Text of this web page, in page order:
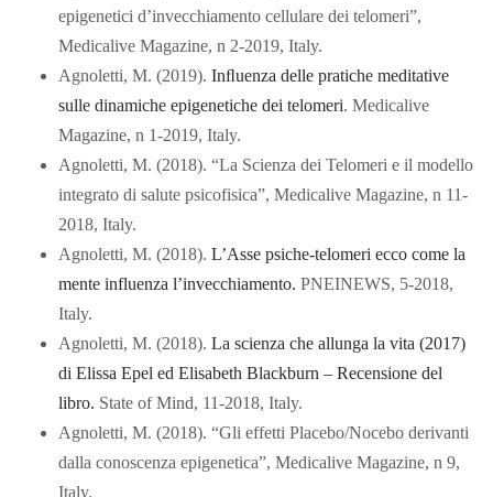
epigenetici d’invecchiamento cellulare dei telomeri”,
Medicalive Magazine, n 2-2019, Italy.
Agnoletti, M. (2019).Inﬂuenza delle pratiche meditative
sulle dinamiche epigenetiche dei telomeri. Medicalive
Magazine, n 1-2019, Italy.
Agnoletti, M. (2018). “La Scienza dei Telomeri e il modello
integrato di salute psicofisica”, Medicalive Magazine, n 11-
2018, Italy.
Agnoletti, M. (2018).L’Asse psiche-telomeri ecco come la
mente influenza l’invecchiamento. PNEINEWS, 5-2018,
Italy.
Agnoletti, M. (2018).La scienza che allunga la vita (2017)
di Elissa Epel ed Elisabeth Blackburn – Recensione del
libro. State of Mind, 11-2018, Italy.
Agnoletti, M. (2018). “Gli effetti Placebo/Nocebo derivanti
dalla conoscenza epigenetica”, Medicalive Magazine, n 9,
Italy.